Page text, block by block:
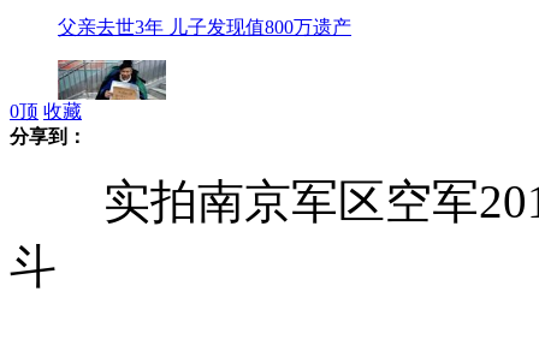
父亲去世3年 儿子发现值800万遗产
"最美乞丐"边乞讨变举牌寻银行卡失主
0顶 收藏
分享到：
实拍南京军区空军
斗